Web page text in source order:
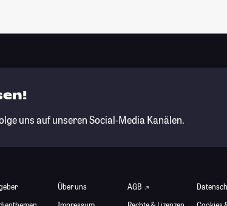
uns auf unseren Social-Media Kanälen.
Über uns
AGB